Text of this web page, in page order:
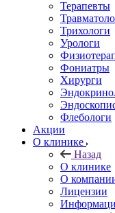
Терапевты
Трихологи
Урологи
Фониатры
Хирурги
Флебологи
Акции
О клинике
Назад
О клинике
О
Лицензии